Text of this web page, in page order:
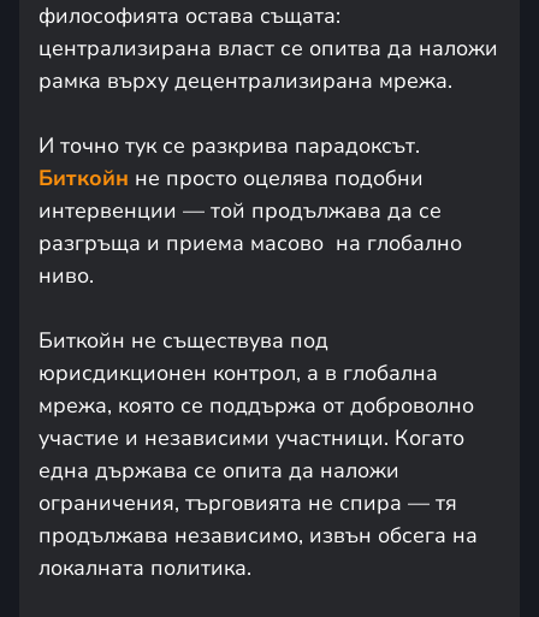
философията остава същата:
централизирана власт се опитва да наложи
рамка върху децентрализирана мрежа.
И точно тук се разкрива парадоксът.
Биткойн не просто оцелява подобни
интервенции — той продължава да се
разгръща и приема масово на глобално
ниво.
Биткойн не съществува под
юрисдикционен контрол, а в глобална
мрежа, която се поддържа от доброволно
участие и независими участници. Когато
една държава се опита да наложи
ограничения, търговията не спира — тя
продължава независимо, извън обсега на
локалната политика.